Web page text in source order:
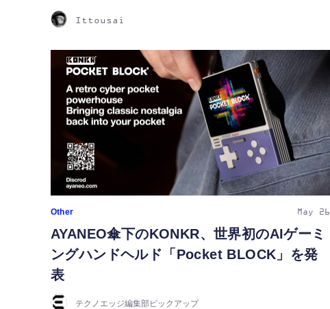
Ittousai
Other May 26
AYANEO傘下のKONKR、世界初のAIゲーミ
ングハンドヘルド「Pocket BLOCK」を発
表
テクノエッジ編集部ピックアップ